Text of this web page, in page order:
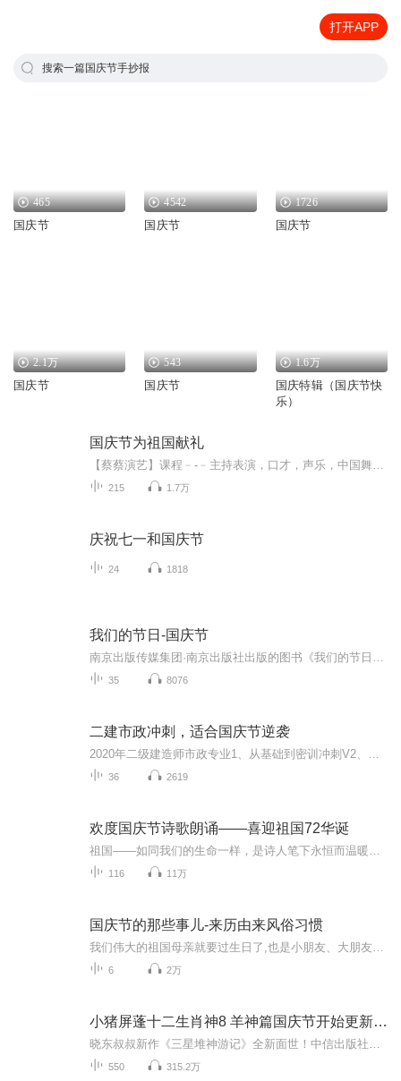
打开APP
搜索一篇国庆节手抄报
465
国庆节
4542
国庆节
1726
国庆节
2.1万
国庆节
543
国庆节
1.6万
国庆特辑（国庆节快
乐）
国庆节为祖国献礼
215 1.7万
庆祝七一和国庆节
24 1818
我们的节日-国庆节
35 8076
二建市政冲刺，适合国庆节逆袭
36 2619
欢度国庆节诗歌朗诵——喜迎祖国72华诞
116 11万
国庆节的那些事儿-来历由来风俗习惯
6 2万
小猪屏蓬十二生肖神8 羊神篇国庆节开始更新啦！
550 315.2万